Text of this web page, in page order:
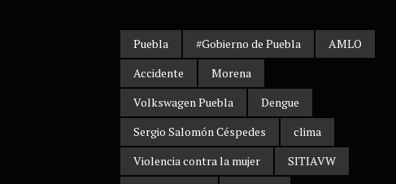
Puebla #Gobierno de Puebla
AMLO
Accidente
Morena
Volkswagen Puebla
Dengue
Sergio Salomón Céspedes
clima
Violencia contra la mujer
SITIAVW